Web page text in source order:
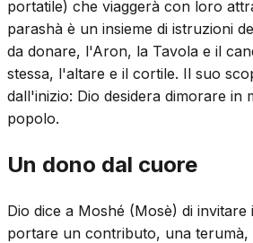
portatile) che viaggerà con loro
parashà è un insieme di istruzioni
da donare, l'Aron, la Tavola e il
stessa, l'altare e il cortile. Il suo
dall'inizio: Dio desidera dimorare in
popolo.
Un dono dal cuore
Dio dice a Moshé (Mosè) di
portare un contributo, una